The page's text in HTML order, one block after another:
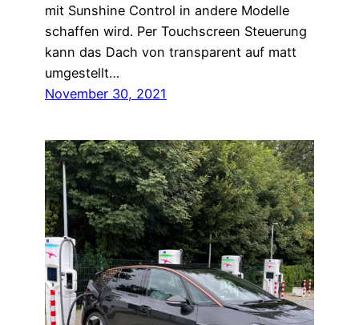
mit Sunshine Control in andere Modelle
schaffen wird. Per Touchscreen Steuerung
kann das Dach von transparent auf matt
umgestellt…
November 30, 2021